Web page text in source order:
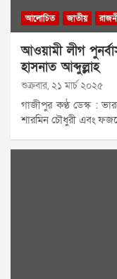
আলোচিত জাতীয়
আওয়ামী লীগ
হাসনাত আব্দুল্লাহ
শুক্রবার, ২১ মার্চ ২০২৫
গাজীপুর কণ্ঠ ডেস্ক :
শারমিন চৌধুরী এবং